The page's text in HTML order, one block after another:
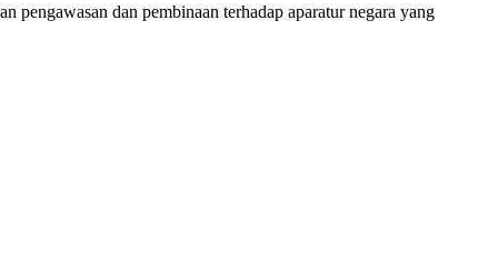
pengawasan dan pembinaan terhadap aparatur negara yang